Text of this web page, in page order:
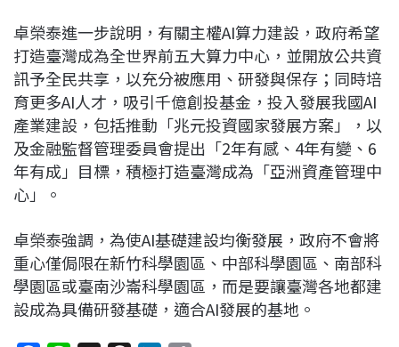
卓榮泰進一步說明，有關主權AI算力建設，政府希望
打造臺灣成為全世界前五大算力中心，並開放公共資
訊予全民共享，以充分被應用、研發與保存；同時培
育更多AI人才，吸引千億創投基金，投入發展我國AI
產業建設，包括推動「兆元投資國家發展方案」，以
及金融監督管理委員會提出「2年有感、 4年有變、 6
年有成」目標，積極打造臺灣成為「亞洲資產管理中
心」。
卓榮泰強調，為使AI基礎建設均衡發展，政府不會將
重心僅侷限在新竹科學園區、中部科學園區、南部科
學園區或臺南沙崙科學園區，而是要讓臺灣各地都建
設成為具備研發基礎，適合AI發展的基地。